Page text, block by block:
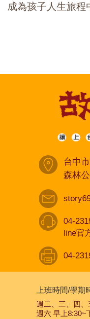
成為孩子人生旅
台中
森林
04-
line官
04-
上班時間/學期
週二、三、四、
週六 早上8:30~